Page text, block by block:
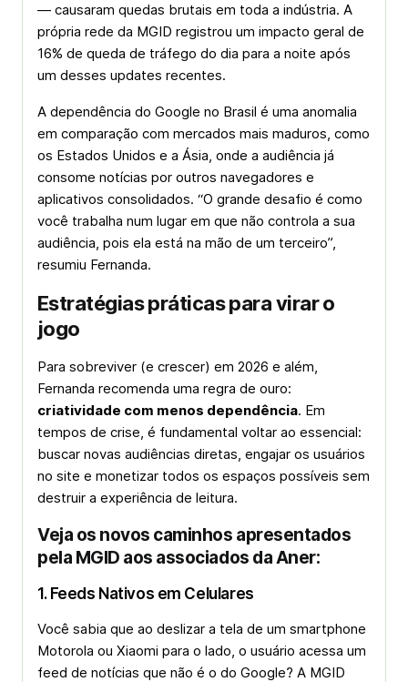
— causaram quedas brutais em toda a indústria. A
própria rede da MGID registrou um impacto geral de
16% de queda de tráfego do dia para a noite após
um desses updates recentes.
A dependência do Google no Brasil é uma anomalia
em comparação com mercados mais maduros, como
os Estados Unidos e a Ásia, onde a audiência já
consome notícias por outros navegadores e
aplicativos consolidados. “O grande desafio é como
você trabalha num lugar em que não controla a sua
audiência, pois ela está na mão de um terceiro”,
resumiu Fernanda.
Estratégias práticas para virar o
jogo
Para sobreviver (e crescer) em 2026 e além,
Fernanda recomenda uma regra de ouro:
criatividade com menos dependência. Em
tempos de crise, é fundamental voltar ao essencial:
buscar novas audiências diretas, engajar os usuários
no site e monetizar todos os espaços possíveis sem
destruir a experiência de leitura.
Veja os novos caminhos apresentados
pela MGID aos associados da Aner:
1. Feeds Nativos em Celulares
Você sabia que ao deslizar a tela de um smartphone
Motorola ou Xiaomi para o lado, o usuário acessa um
feed de notícias que não é o do Google? A MGID